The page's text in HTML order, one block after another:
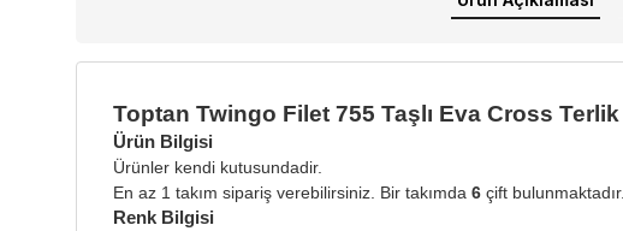
Toptan Twingo Filet 755 Taşlı Eva Cross Terlik
Ürün Bilgisi
Ürünler kendi kutusundadir.
En az 1 takım sipariş verebilirsiniz. Bir takımda 6 çift bulunmaktadır.
Renk Bilgisi